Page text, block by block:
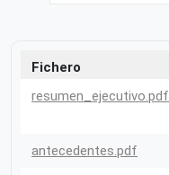
Fichero
resumen_ejecutivo.pdf
antecedentes.pdf